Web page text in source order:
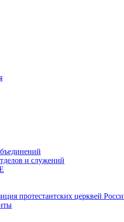
и служений
протестантских церквей